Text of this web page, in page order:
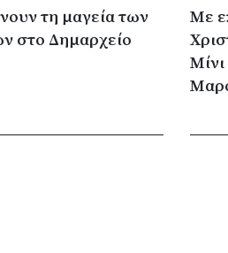
τη μαγεία των
στο Δημαρχείο
Με